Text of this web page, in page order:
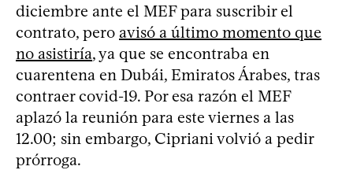
diciembre ante el MEF para suscribir el
contrato, pero avisó a último momento que
no asistiría, ya que se encontraba en
cuarentena en Dubái, Emiratos Árabes, tras
contraer covid-19. Por esa razón el MEF
aplazó la reunión para este viernes a las
12.00; sin embargo, Cipriani volvió a pedir
prórroga.